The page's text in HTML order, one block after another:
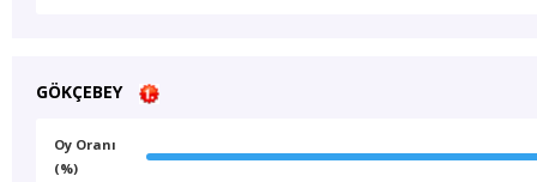
GÖKÇEBEY
Oy Oranı
(%)